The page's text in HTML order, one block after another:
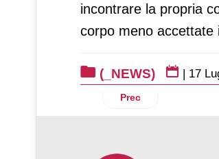
incontrare la propria
corpo meno accettate
(_NEWS) | 17
Articolo precedente:
Prec